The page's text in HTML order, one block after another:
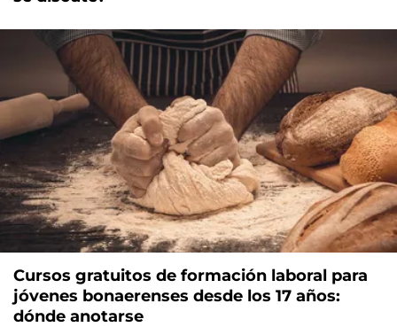
Cursos gratuitos de formación laboral para
jóvenes bonaerenses desde los 17 años:
dónde anotarse